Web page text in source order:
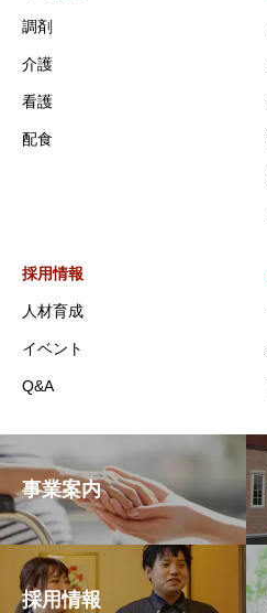
調剤
介護
看護
配食
採用情報
人材育成
イベント
Q&A
事業案内
採用情報